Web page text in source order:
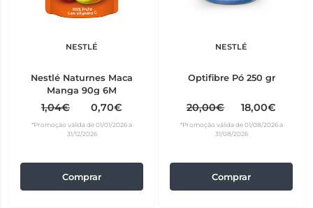
NESTLÉ
Nestlé Naturnes Maca
Manga 90g 6M
1,04€ 0,70€
*Promoção válida de 01/01/2026 a
31/12/2026
Comprar
NESTLÉ
Optifibre Pó 250 gr
20,00€ 18,00€
*Promoção válida de 01/08/2026 a
31/08/2026
Comprar